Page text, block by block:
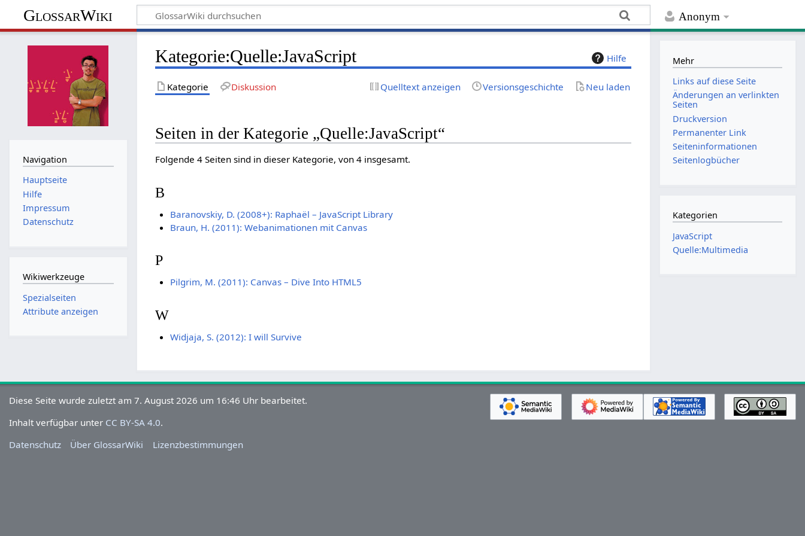
Anonym
GlossarWiki
Hilfe
Kategorie:Quelle:JavaScript
Kategorie Diskussion Quelltext anzeigen Versionsgeschichte Neu laden
Seiten in der Kategorie „Quelle:JavaScript“
Folgende 4 Seiten sind in dieser Kategorie, von 4 insgesamt.
B
Baranovskiy, D. (2008+): Raphaël – JavaScript Library
Braun, H. (2011): Webanimationen mit Canvas
P
Pilgrim, M. (2011): Canvas – Dive Into HTML5
W
Widjaja, S. (2012): I will Survive
Navigation
Hauptseite
Hilfe
Impressum
Datenschutz
Wikiwerkzeuge
Spezialseiten
Attribute anzeigen
Mehr
Links auf diese Seite
Änderungen an verlinkten
Seiten
Druckversion
Permanenter Link
Seiten­­informationen
Seitenlogbücher
Kategorien
JavaScript
Quelle:Multimedia
Diese Seite wurde zuletzt am 7. August 2026 um 16:46 Uhr bearbeitet.
Inhalt verfügbar unter CC BY-SA 4.0.
Datenschutz
Über GlossarWiki Lizenzbestimmungen